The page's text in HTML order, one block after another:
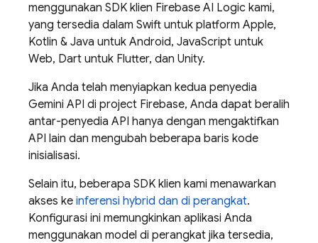
menggunakan SDK klien Firebase AI Logic kami,
yang tersedia dalam Swift untuk platform Apple,
Kotlin & Java untuk Android, JavaScript untuk
Web, Dart untuk Flutter, dan Unity.
Jika Anda telah menyiapkan kedua penyedia
Gemini API di project Firebase, Anda dapat beralih
antar-penyedia API hanya dengan mengaktifkan
API lain dan mengubah beberapa baris kode
inisialisasi.
Selain itu, beberapa SDK klien kami menawarkan
akses ke inferensi hybrid dan di perangkat.
Konfigurasi ini memungkinkan aplikasi Anda
menggunakan model di perangkat jika tersedia,